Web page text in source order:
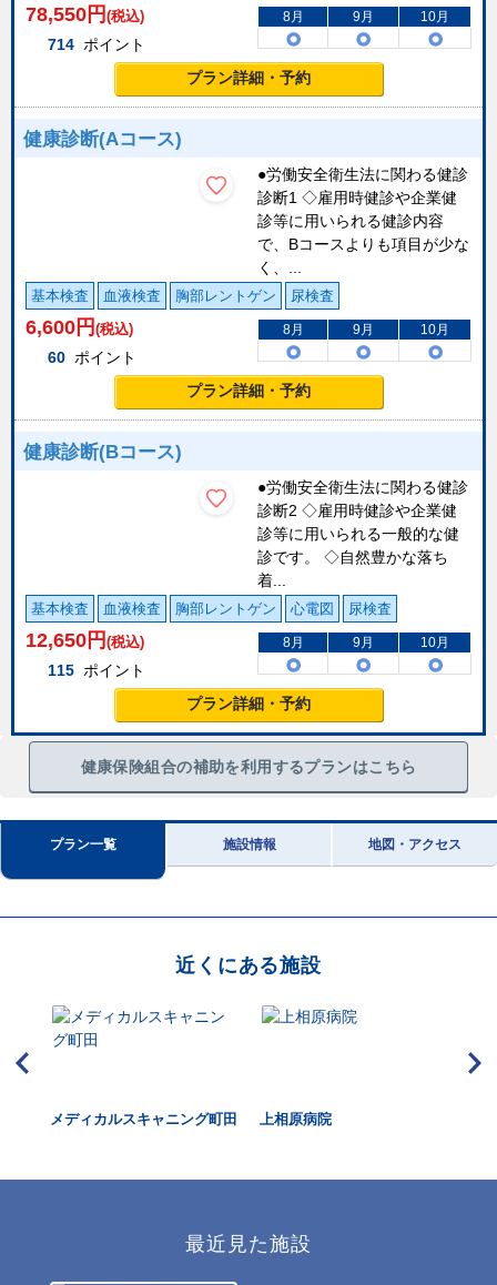
78,550 円 (税込)
714 ポイント
8月 9月 10月
プラン詳細・予約
健康診断(Aコース)
●労働安全衛生法に関わる健診
診断1 ◇雇用時健診や企業健
診等に用いられる健診内容
で、Bコースよりも項目が少な
く、...
基本検査 血液検査 胸部レントゲン 尿検査
6,600 円 (税込)
60 ポイント
8月 9月 10月
プラン詳細・予約
健康診断(Bコース)
●労働安全衛生法に関わる健診
診断2 ◇雇用時健診や企業健
診等に用いられる一般的な健
診です。 ◇自然豊かな落ち
着...
基本検査 血液検査 胸部レントゲン 心電図 尿検査
12,650 円 (税込)
115 ポイント
8月 9月 10月
プラン詳細・予約
健康保険組合の補助を利用するプランはこちら
プラン一覧 施設情報 地図・アクセス
近くにある施設
メディカルスキャニング町田 上相原病院
最近見た施設